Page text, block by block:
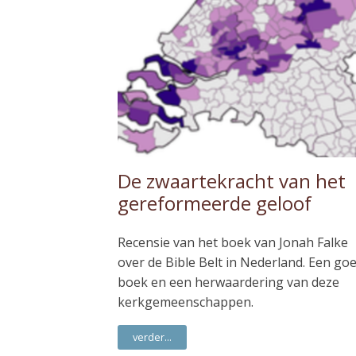
De zwaartekracht van het
gereformeerde geloof
Recensie van het boek van Jonah Falke
over de Bible Belt in Nederland. Een
boek en een herwaardering van deze
kerkgemeenschappen.
verder...